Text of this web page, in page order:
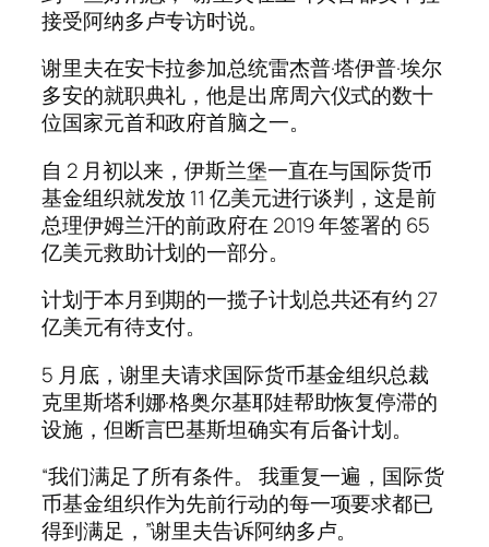
接受阿纳多卢专访时说。
谢里夫在安卡拉参加总统雷杰普·塔伊普·埃尔
多安的就职典礼，他是出席周六仪式的数十
位国家元首和政府首脑之一。
自 2 月初以来，伊斯兰堡一直在与国际货币
基金组织就发放 11 亿美元进行谈判，这是前
总理伊姆兰汗的前政府在 2019 年签署的 65
亿美元救助计划的一部分。
计划于本月到期的一揽子计划总共还有约 27
亿美元有待支付。
5 月底，谢里夫请求国际货币基金组织总裁
克里斯塔利娜·格奥尔基耶娃帮助恢复停滞的
设施，但断言巴基斯坦确实有后备计划。
“我们满足了所有条件。 我重复一遍，国际货
币基金组织作为先前行动的每一项要求都已
得到满足，”谢里夫告诉阿纳多卢。